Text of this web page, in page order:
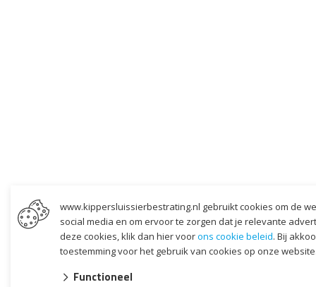
www.kippersluissierbestrating.nl gebruikt cookies om de
social media en om ervoor te zorgen dat je relevante
deze cookies, klik dan hier voorons cookie beleid. Bij
toestemming voor het gebruik van cookies op onze
Functioneel